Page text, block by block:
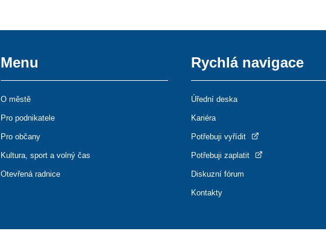
Menu
O městě
Pro podnikatele
Pro občany
Kultura, sport a volný čas
Otevřená radnice
Rychlá navigace
Úřední deska
Kariéra
Potřebuji vyřídit
Potřebuji zaplatit
Diskuzní fórum
Kontakty